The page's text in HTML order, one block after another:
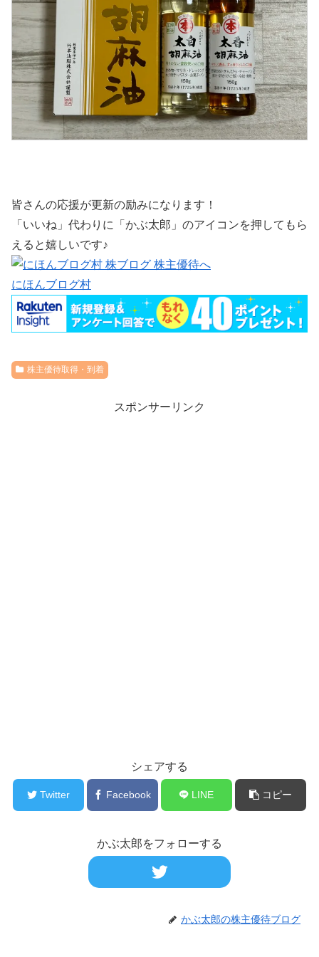
皆さんの応援が更新の励みになります！
「いいね」代わりに「かぶ太郎」のアイコンを押してもら
えると嬉しいです♪
にほんブログ村
株主優待取得・到着
スポンサーリンク
シェアする
Twitter Facebook LINE コピー
かぶ太郎をフォローする
かぶ太郎の株主優待ブログ